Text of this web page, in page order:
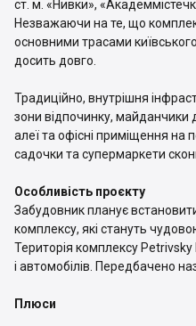
ст. м. «Нивки»,
Незважаючи на те, що
основними трасами
досить довго.
Традиційно, внутрішня
зони відпочинку, майданчики
алеї та офісні приміщення
садочки та супермаркети
Особливість проєкту
Забудовник планує
комплексу, які стануть
Територія комплексу Petrivsky
і автомобілів. Передбачено
Плюси